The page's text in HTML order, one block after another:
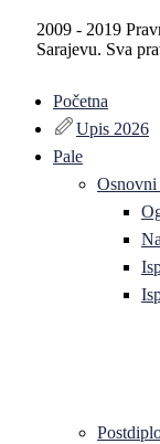
2009 - 2019
Sarajevu. Sva
Početna
Upis 2026
Pale
Osnovni